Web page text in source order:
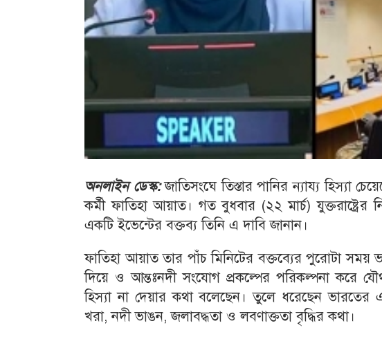
অনলাইন ডেস্ক:জাতিসংঘে তিস্তার পানির ন্যায্য হিস্যা
কর্মী ফাতিহা আয়াত। গত বুধবার (২২ মার্চ) যুক্তরাষ্ট্রের
একটি ইভেন্টের বক্তব্য তিনি এ দাবি জানান।
ফাতিহা আয়াত তার পাঁচ মিনিটের বক্তব্যের পুরোটা সময়
দিয়ে ও আন্তঃনদী সংযোগ প্রকল্পের পরিকল্পনা করে
হিস্যা না দেয়ার কথা বলেছেন। তুলে ধরেছেন ভারতের
খরা, নদী ভাঙন, জলাবদ্ধতা ও লবণাক্ততা বৃদ্ধির কথা।